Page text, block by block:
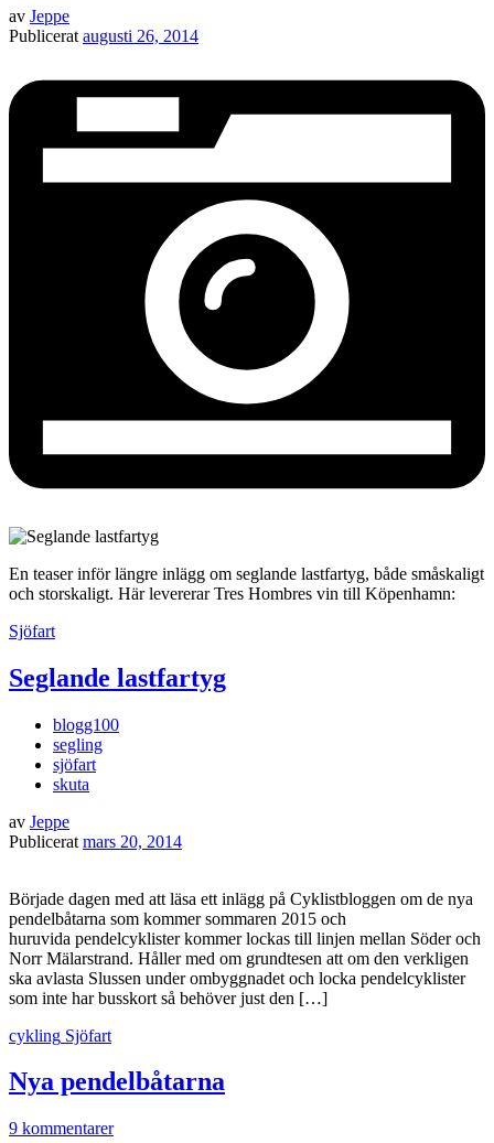
av Jeppe
Publicerat augusti 26, 2014
En teaser inför längre inlägg om seglande lastfartyg, både småskaligt
och storskaligt. Här levererar Tres Hombres vin till Köpenhamn:
Sjöfart
Seglande lastfartyg
blogg100
segling
sjöfart
skuta
av Jeppe
Publicerat mars 20, 2014
Började dagen med att läsa ett inlägg på Cyklistbloggen om de nya
pendelbåtarna som kommer sommaren 2015 och
huruvida pendelcyklister kommer lockas till linjen mellan Söder och
Norr Mälarstrand. Håller med om grundtesen att om den verkligen
ska avlasta Slussen under ombyggnadet och locka pendelcyklister
som inte har busskort så behöver just den […]
cykling Sjöfart
Nya pendelbåtarna
9 kommentarer